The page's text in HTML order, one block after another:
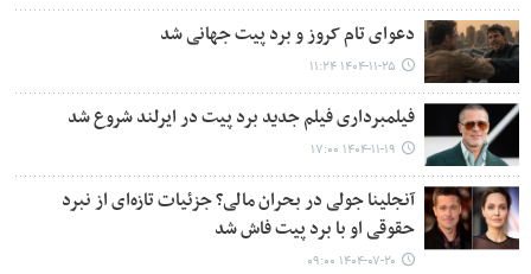
دعوای تام کروز و برد پیت جهانی شد
۱۴۰۴-۱۱-۲۵ ۱۱:۲۴
فیلمبرداری فیلم جدید برد پیت در ایرلند شروع شد
۱۴۰۴-۱۱-۱۹ ۱۷:۰۰
آنجلینا جولی در بحران مالی؟ جزئیات تازه‌ای از نبرد
حقوقی او با برد پیت فاش شد
۱۴۰۴-۰۷-۲۰ ۰۹:۰۰